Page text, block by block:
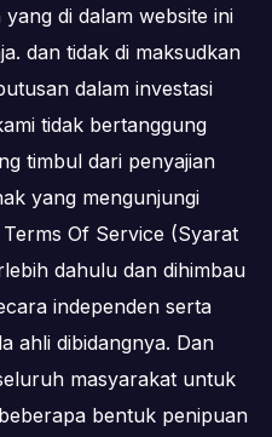
di dalam website ini
dan tidak di maksudkan
dalam investasi
tidak bertanggung
timbul dari penyajian
yang mengunjungi
Of Service (Syarat
dahulu dan dihimbau
independen serta
ahli dibidangnya. Dan
masyarakat untuk
bentuk penipuan